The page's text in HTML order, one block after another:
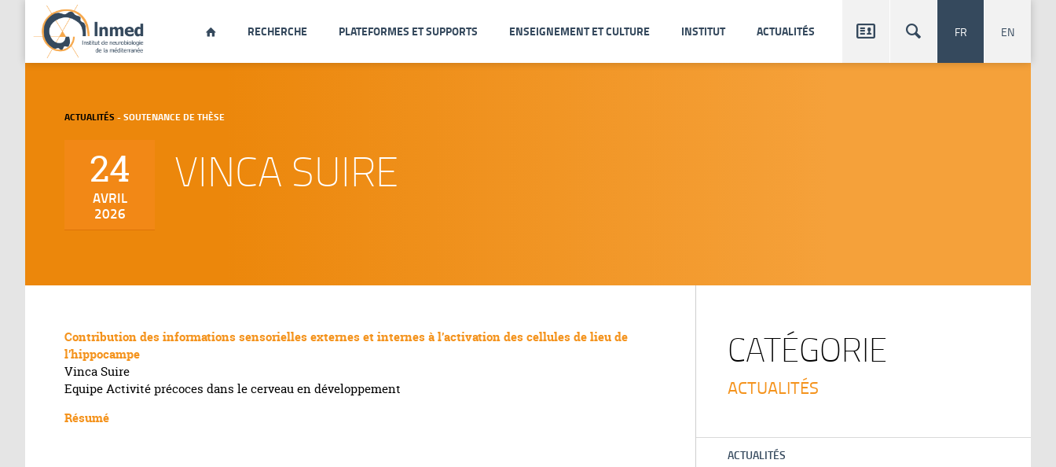
  FR EN
 RECHERCHE PLATEFORMES ET SUPPORTS ENSEIGNEMENT ET CULTURE INSTITUT ACTUALITÉS
ACTUALITÉS - SOUTENANCE DE THÈSE
24
AVRIL
2026
VINCA SUIRE
Contribution des informations sensorielles externes et internes à l’activation des cellules de lieu de
l’hippocampe
Vinca Suire
Equipe Activité précoces dans le cerveau en développement
Résumé
CATÉGORIE
ACTUALITÉS
ACTUALITÉS